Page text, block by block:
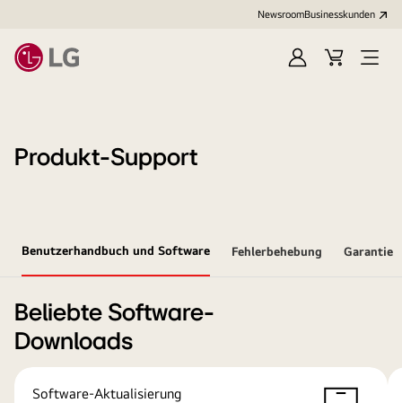
NewsroomBusinesskunden
AnmeldenWarenkorb
Menü
Produkt-Support
Benutzerhandbuch und Software Fehlerbehebung Garantie
Beliebte Software-
Downloads
Software-Aktualisierung